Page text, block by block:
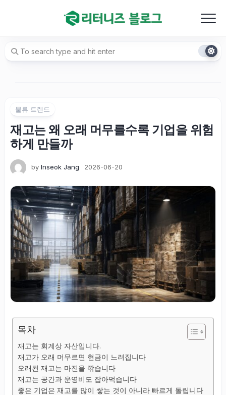
물류 트렌드
재고는 왜 오래 머무를수록 기업을 위험
하게 만들까
by Inseok Jang 2026-06-20
목차
재고는 회계상 자산입니다.
재고가 오래 머무르면 현금이 느려집니다
오래된 재고는 마진을 깎습니다
재고는 공간과 운영비도 잡아먹습니다
좋은 기업은 재고를 많이 쌓는 것이 아니라 빠르게 돌립니다